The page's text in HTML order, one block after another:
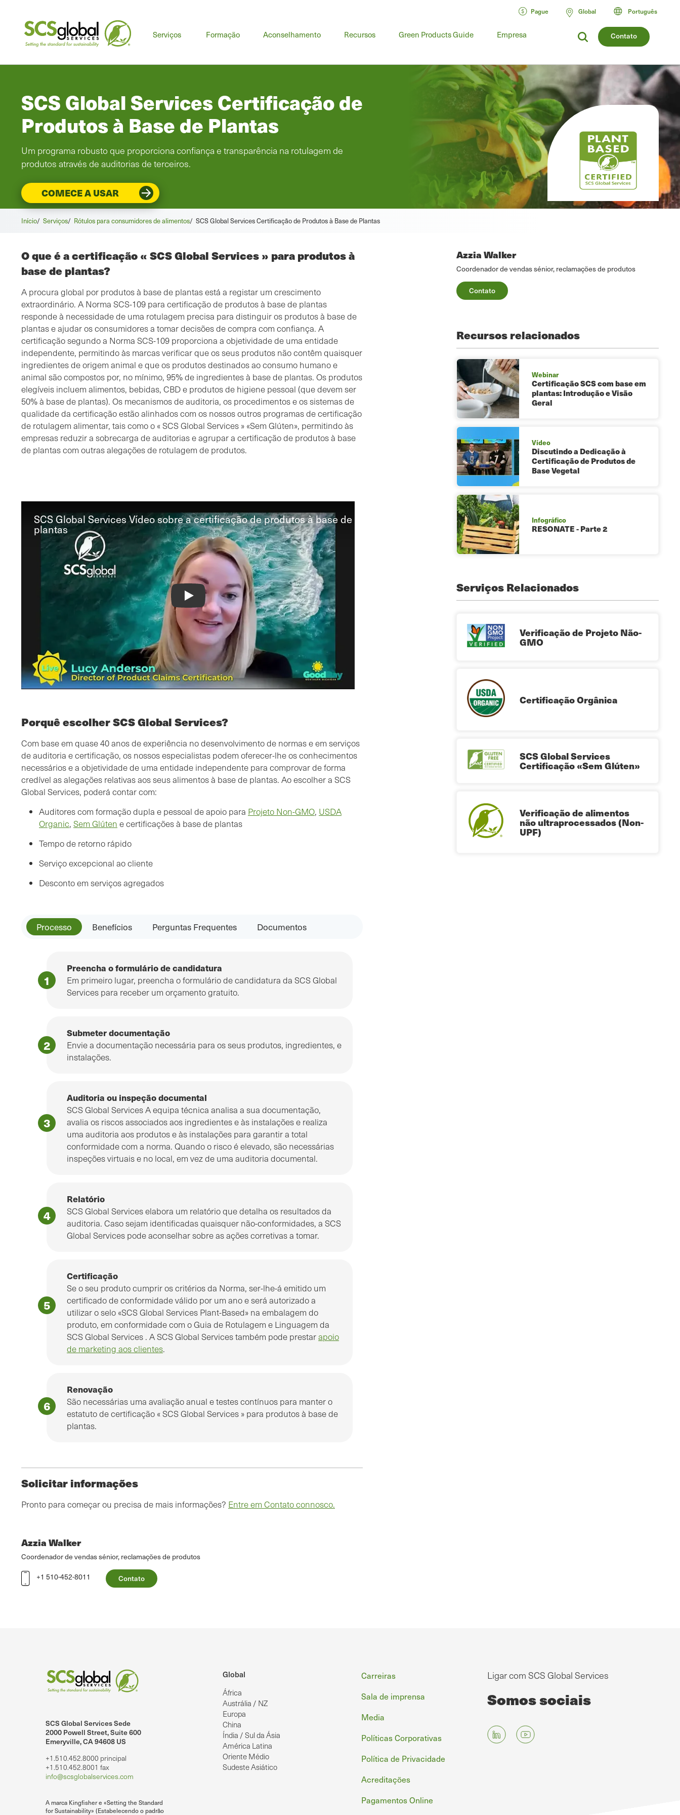
Contato
Serviços
Menu
Formação Aconselhamento Recursos Green Products Guide Empresa
Pague Global Português
SCS Global Services Certificação de
Produtos à Base de Plantas
Um programa robusto que proporciona confiança e transparência na rotulagem de
produtos através de auditorias de terceiros.
COMECE A USAR
Início/ Serviços/ Rótulos para consumidores de alimentos/ SCS Global Services Certificação de Produtos à Base de Plantas
Azzia Walker
Coordenador de vendas sénior, reclamações de produtos
Contato
O que é a certificação « SCS Global Services » para produtos à
base de plantas?
A procura global por produtos à base de plantas está a registar um crescimento
extraordinário. A Norma SCS-109 para certificação de produtos à base de plantas
responde à necessidade de uma rotulagem precisa para distinguir os produtos à base de
plantas e ajudar os consumidores a tomar decisões de compra com confiança. A
certificação segundo a Norma SCS-109 proporciona a objetividade de uma entidade
independente, permitindo às marcas verificar que os seus produtos não contêm quaisquer
ingredientes de origem animal e que os produtos destinados ao consumo humano e
animal são compostos por, no mínimo, 95% de ingredientes à base de plantas. Os produtos
elegíveis incluem alimentos, bebidas, CBD e produtos de higiene pessoal (que devem ser
50% à base de plantas). Os mecanismos de auditoria, os procedimentos e os sistemas de
qualidade da certificação estão alinhados com os nossos outros programas de certificação
de rotulagem alimentar, tais como o « SCS Global Services » «Sem Glúten», permitindo às
empresas reduzir a sobrecarga de auditorias e agrupar a certificação de produtos à base
de plantas com outras alegações de rotulagem de produtos.
SCS Global Services Vídeo sobre a certificação de produtos à base de
plantas
SCS Global Services Plant-Based Certification Video
Porquê escolher SCS Global Services?
Com base em quase 40 anos de experiência no desenvolvimento de normas e em serviços
de auditoria e certificação, os nossos especialistas podem oferecer-lhe os conhecimentos
necessários e a objetividade de uma entidade independente para comprovar de forma
credível as alegações relativas aos seus alimentos à base de plantas. Ao escolher a SCS
Global Services, poderá contar com:
Auditores com formação dupla e pessoal de apoio para Projeto Non-GMO, USDA
Organic, Sem Glúten e certificações à base de plantas
Tempo de retorno rápido
Serviço excepcional ao cliente
Desconto em serviços agregados
Processo Benefícios Perguntas Frequentes Documentos
Preencha o formulário de candidatura
Em primeiro lugar, preencha o formulário de candidatura da SCS Global
Services para receber um orçamento gratuito.
Submeter documentação
Envie a documentação necessária para os seus produtos, ingredientes, e
instalações.
Auditoria ou inspeção documental
SCS Global Services A equipa técnica analisa a sua documentação,
avalia os riscos associados aos ingredientes e às instalações e realiza
uma auditoria aos produtos e às instalações para garantir a total
conformidade com a norma. Quando o risco é elevado, são necessárias
inspeções virtuais e no local, em vez de uma auditoria documental.
Relatório
SCS Global Services elabora um relatório que detalha os resultados da
auditoria. Caso sejam identificadas quaisquer não-conformidades, a SCS
Global Services pode aconselhar sobre as ações corretivas a tomar.
Certificação
Se o seu produto cumprir os critérios da Norma, ser-lhe-á emitido um
certificado de conformidade válido por um ano e será autorizado a
utilizar o selo «SCS Global Services Plant-Based» na embalagem do
produto, em conformidade com o Guia de Rotulagem e Linguagem da
SCS Global Services . ASCS Global Services também pode prestarapoio
de marketing aos clientes.
Renovação
São necessárias uma avaliação anual e testes contínuos para manter o
estatuto de certificação « SCS Global Services » para produtos à base de
plantas.
Solicitar informações
Pronto para começar ou precisa de mais informações? Entre em Contato connosco.
Azzia Walker
Coordenador de vendas sénior, reclamações de produtos
+1 510-452-8011 Contato
Recursos relacionados
Webinar
Certificação SCS com base em
plantas: Introdução e Visão
Geral
Vídeo
Discutindo a Dedicação à
Certificação de Produtos de
Base Vegetal
Infográfico
RESONATE - Parte 2
Serviços Relacionados
Verificação de Projeto Não-
GMO
Certificação Orgânica
SCS Global Services
Certificação «Sem Glúten»
Verificação de alimentos
não ultraprocessados (Non-
UPF)
SCS Global Services Sede
2000 Powell Street, Suite 600
Emeryville, CA 94608 US
+1.510.452.8000 principal
+1.510.452.8001 fax
info@scsglobalservices.com
A marca Kingfisher e «Setting the Standard
for Sustainability» (Estabelecendo o padrão
Global
África
Austrália / NZ
Europa
China
Índia / Sul da Ásia
América Latina
Oriente Médio
Sudeste Asiático
Rodapé
Carreiras
Sala de imprensa
Media
Políticas Corporativas
Política de Privacidade
Acreditações
Pagamentos Online
Ligar com SCS Global Services
Somos sociais
no LinkedIn.
SCS Global Services no YouTube